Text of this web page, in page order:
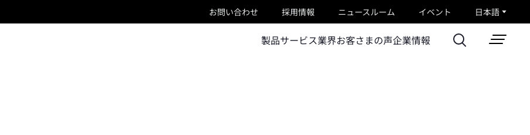
お問い合わせ 採用情報 ニュースルーム イベント 日本語
製品サービス業界お客さまの声企業情報